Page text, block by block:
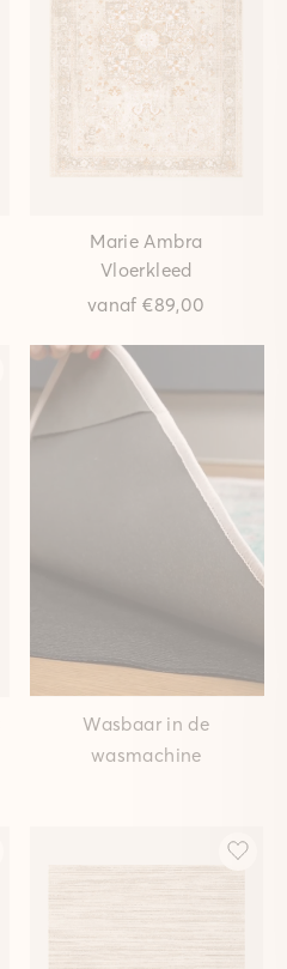
Marie Ambra
Vloerkleed
vanaf€89,00
Wasbaar in de
wasmachine